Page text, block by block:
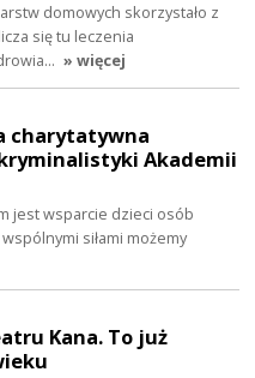
domowych skorzystało z
się tu leczenia
» więcej
charytatywna
Akademii
jest wsparcie dzieci osób
siłami możemy
Kana. To już